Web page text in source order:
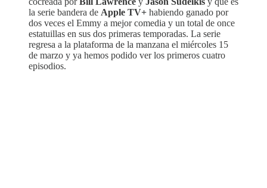
la serie bandera de Apple TV+ habiendo ganado por
dos veces el Emmy a mejor comedia y un total de once
estatuillas en sus dos primeras temporadas. La serie
regresa a la plataforma de la manzana el miércoles 15
de marzo y ya hemos podido ver los primeros cuatro
episodios.